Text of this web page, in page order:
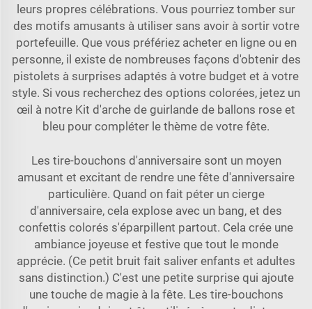
leurs propres célébrations. Vous pourriez tomber sur
des motifs amusants à utiliser sans avoir à sortir votre
portefeuille. Que vous préfériez acheter en ligne ou en
personne, il existe de nombreuses façons d'obtenir des
pistolets à surprises adaptés à votre budget et à votre
style. Si vous recherchez des options colorées, jetez un
œil à notre Kit d'arche de guirlande de ballons rose et
bleu pour compléter le thème de votre fête.
Les tire-bouchons d'anniversaire sont un moyen
amusant et excitant de rendre une fête d'anniversaire
particulière. Quand on fait péter un cierge
d'anniversaire, cela explose avec un bang, et des
confettis colorés s'éparpillent partout. Cela crée une
ambiance joyeuse et festive que tout le monde
apprécie. (Ce petit bruit fait saliver enfants et adultes
sans distinction.) C'est une petite surprise qui ajoute
une touche de magie à la fête. Les tire-bouchons